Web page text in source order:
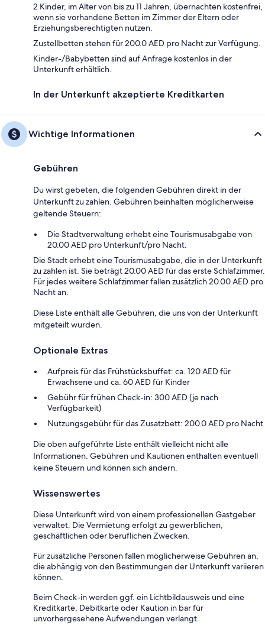
2 Kinder, im Alter von bis zu 11 Jahren, übernachten kostenfrei,
wenn sie vorhandene Betten im Zimmer der Eltern oder
Erziehungsberechtigten nutzen.
Zustellbetten stehen für 200.0 AED pro Nacht zur Verfügung.
Kinder-/Babybetten sind auf Anfrage kostenlos in der
Unterkunft erhältlich.
In der Unterkunft akzeptierte Kreditkarten
Wichtige Informationen
Gebühren
Du wirst gebeten, die folgenden Gebühren direkt in der
Unterkunft zu zahlen. Gebühren beinhalten möglicherweise
geltende Steuern:
Die Stadtverwaltung erhebt eine Tourismusabgabe von
20.00 AED pro Unterkunft/pro Nacht.
Die Stadt erhebt eine Tourismusabgabe, die in der Unterkunft
zu zahlen ist. Sie beträgt 20.00 AED für das erste Schlafzimmer.
Für jedes weitere Schlafzimmer fallen zusätzlich 20.00 AED pro
Nacht an.
Diese Liste enthält alle Gebühren, die uns von der Unterkunft
mitgeteilt wurden.
Optionale Extras
Aufpreis für das Frühstücksbuffet: ca. 120 AED für
Erwachsene und ca. 60 AED für Kinder
Gebühr für frühen Check-in: 300 AED (je nach
Verfügbarkeit)
Nutzungsgebühr für das Zusatzbett: 200.0 AED pro Nacht
Die oben aufgeführte Liste enthält vielleicht nicht alle
Informationen. Gebühren und Kautionen enthalten eventuell
keine Steuern und können sich ändern.
Wissenswertes
Diese Unterkunft wird von einem professionellen Gastgeber
verwaltet. Die Vermietung erfolgt zu gewerblichen,
geschäftlichen oder beruflichen Zwecken.
Für zusätzliche Personen fallen möglicherweise Gebühren an,
die abhängig von den Bestimmungen der Unterkunft variieren
können.
Beim Check-in werden ggf. ein Lichtbildausweis und eine
Kreditkarte, Debitkarte oder Kaution in bar für
unvorhergesehene Aufwendungen verlangt.